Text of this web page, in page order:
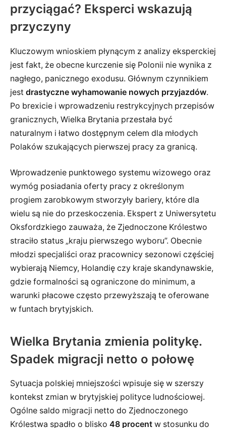
przyciągać? Eksperci wskazują
przyczyny
Kluczowym wnioskiem płynącym z analizy eksperckiej
jest fakt, że obecne kurczenie się Polonii nie wynika z
nagłego, panicznego exodusu. Głównym czynnikiem
jest drastyczne wyhamowanie nowych przyjazdów.
Po brexicie i wprowadzeniu restrykcyjnych przepisów
granicznych, Wielka Brytania przestała być
naturalnym i łatwo dostępnym celem dla młodych
Polaków szukających pierwszej pracy za granicą.
Wprowadzenie punktowego systemu wizowego oraz
wymóg posiadania oferty pracy z określonym
progiem zarobkowym stworzyły bariery, które dla
wielu są nie do przeskoczenia. Ekspert z Uniwersytetu
Oksfordzkiego zauważa, że Zjednoczone Królestwo
straciło status „kraju pierwszego wyboru”. Obecnie
młodzi specjaliści oraz pracownicy sezonowi częściej
wybierają Niemcy, Holandię czy kraje skandynawskie,
gdzie formalności są ograniczone do minimum, a
warunki płacowe często przewyższają te oferowane
w funtach brytyjskich.
Wielka Brytania zmienia politykę.
Spadek migracji netto o połowę
Sytuacja polskiej mniejszości wpisuje się w szerszy
kontekst zmian w brytyjskiej polityce ludnościowej.
Ogólne saldo migracji netto do Zjednoczonego
Królestwa spadło o blisko 48 procent w stosunku do